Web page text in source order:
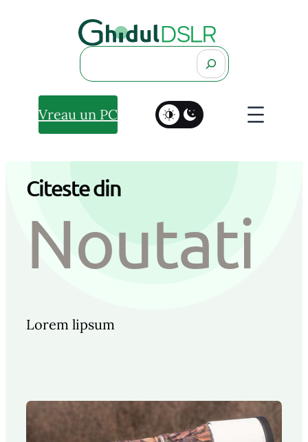
Search
Vreau un PC
Citeste din
Noutati
Lorem lipsum